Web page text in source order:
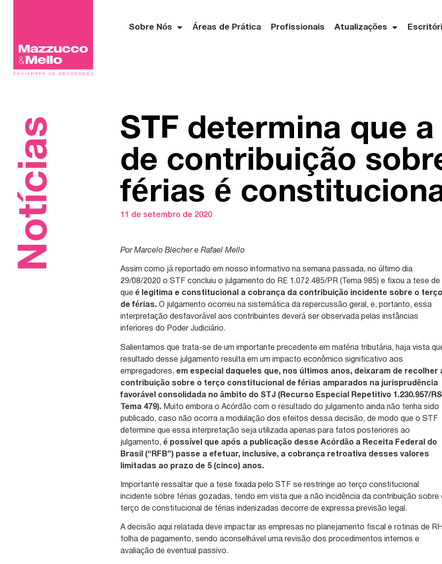
Sobre Nós Áreas de Prática Profissionais Atualizações
Notícias
STF determina que
de contribuição
férias é
11 de setembro de 2020
Por Marcelo Blecher e Rafael Mello
Assim como já reportado em nosso informativo na semana passada, no último dia
29/08/2020 o STF concluiu o julgamento do RE 1.072.485/PR (Tema 985) e fixou a tese de
queé legitima e constitucional a cobrança da contribuição incidente sobre o terço
de férias. O julgamento ocorreu na sistemática da repercussão geral, e, portanto, essa
interpretação desfavorável aos contribuintes deverá ser observada pelas instâncias
inferiores do Poder Judiciário.
Salientamos que trata-se de um importante precedente em matéria tributária, haja vista
resultado desse julgamento resulta em um impacto econômico significativo aos
empregadores, em especial daqueles que, nos últimos anos, deixaram de recolher
contribuição sobre o terço constitucional de férias amparados na jurisprudência
favorável consolidada no âmbito do STJ (Recurso Especial Repetitivo 1.230.957/RS
Tema 479). Muito embora o Acórdão com o resultado do julgamento ainda não tenha sido
publicado, caso não ocorra a modulação dos efeitos dessa decisão, de modo que o STF
determine que essa interpretação seja utilizada apenas para fatos posteriores ao
julgamento,é possível que após a publicação desse Acórdão a Receita Federal do
Brasil (“RFB”) passe a efetuar, inclusive, a cobrança retroativa desses valores
limitadas ao prazo de 5 (cinco) anos.
Importante ressaltar que a tese fixada pelo STF se restringe ao terço constitucional
incidente sobre férias gozadas, tendo em vista que a não incidência da contribuição sobre
terço de constitucional de férias indenizadas decorre de expressa previsão legal.
A decisão aqui relatada deve impactar as empresas no planejamento fiscal e rotinas de
folha de pagamento, sendo aconselhável uma revisão dos procedimentos internos e
avaliação de eventual passivo.